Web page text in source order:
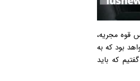
قوه مجریه،
بود که به
که باید